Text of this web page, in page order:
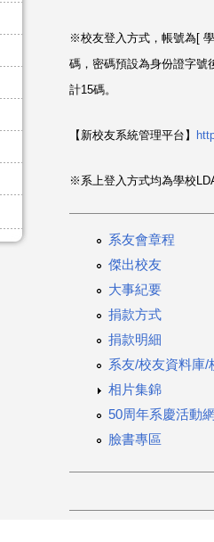
※校友登入方式，帳號為[
碼，密碼預設為身份證字號
計15碼。
【新校友系統管理平台】
※系上登入方式均為學校
系友會章程
傑出校友
大事紀要
捐款方式
捐款明細
系友/校友資料庫/
相片集錦
50周年系慶活動
臉書專區